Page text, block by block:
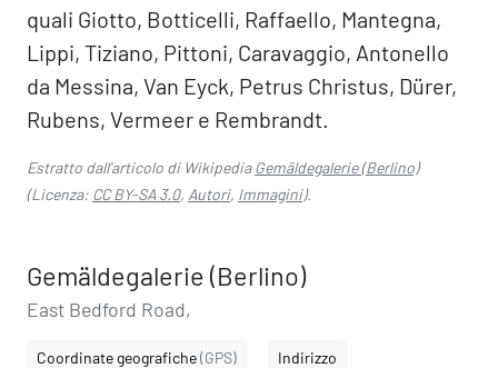
quali Giotto, Botticelli, Raffaello, Mantegna,
Lippi, Tiziano, Pittoni, Caravaggio, Antonello
da Messina, Van Eyck, Petrus Christus, Dürer,
Rubens, Vermeer e Rembrandt.
Estratto dall'articolo di WikipediaGemäldegalerie (Berlino)
(Licenza: CC BY-SA 3.0, Autori, Immagini).
Gemäldegalerie (Berlino)
East Bedford Road,
Coordinate geografiche(GPS) Indirizzo